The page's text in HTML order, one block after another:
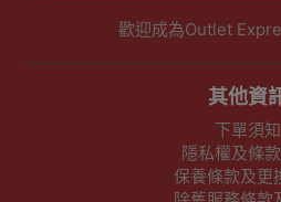
歡迎成為Outlet
其他資
下單須知
隱私權及條
保養條款及更